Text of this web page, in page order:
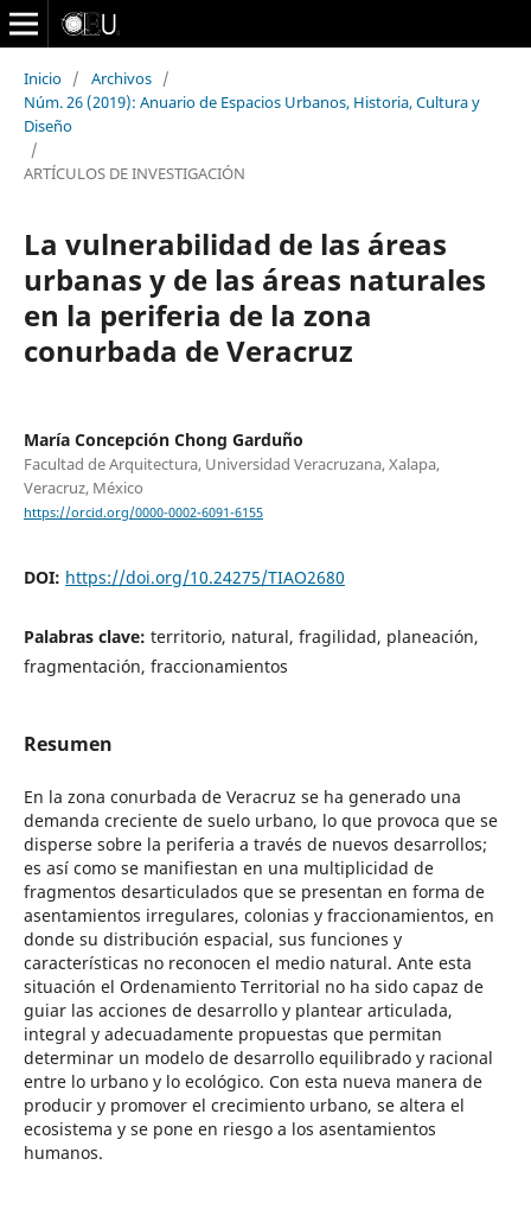
Inicio / Archivos /
Núm. 26 (2019): Anuario de Espacios Urbanos, Historia, Cultura y
Diseño
/
ARTÍCULOS DE INVESTIGACIÓN
La vulnerabilidad de las áreas
urbanas y de las áreas naturales
en la periferia de la zona
conurbada de Veracruz
María Concepción Chong Garduño
Facultad de Arquitectura, Universidad Veracruzana, Xalapa,
Veracruz, México
https://orcid.org/0000-0002-6091-6155
DOI: https://doi.org/10.24275/TIAO2680
Palabras clave: territorio, natural, fragilidad, planeación,
fragmentación, fraccionamientos
Resumen
En la zona conurbada de Veracruz se ha generado una
demanda creciente de suelo urbano, lo que provoca que se
disperse sobre la periferia a través de nuevos desarrollos;
es así como se manifiestan en una multiplicidad de
fragmentos desarticulados que se presentan en forma de
asentamientos irregulares, colonias y fraccionamientos, en
donde su distribución espacial, sus funciones y
características no reconocen el medio natural. Ante esta
situación el Ordenamiento Territorial no ha sido capaz de
guiar las acciones de desarrollo y plantear articulada,
integral y adecuadamente propuestas que permitan
determinar un modelo de desarrollo equilibrado y racional
entre lo urbano y lo ecológico. Con esta nueva manera de
producir y promover el crecimiento urbano, se altera el
ecosistema y se pone en riesgo a los asentamientos
humanos.